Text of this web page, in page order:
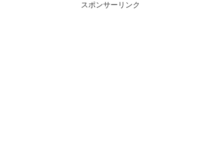
スポンサーリンク